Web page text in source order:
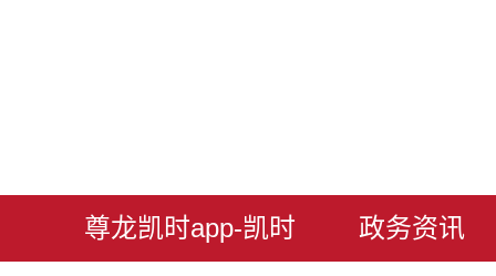
尊龙凯时app-凯时 政务资讯